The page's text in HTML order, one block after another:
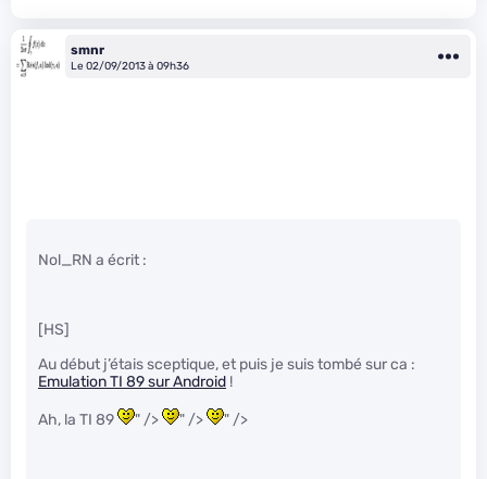
smnr
Le 02/09/2013 à 09h36
Nol_RN a écrit :
[HS]
Au début j’étais sceptique, et puis je suis tombé sur ca :
Emulation TI 89 sur Android !
Ah, la TI 89 " /> " /> " />